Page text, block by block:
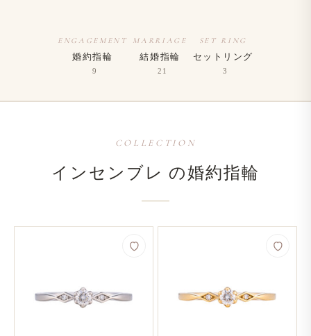
ENGAGEMENT
婚約指輪
9
MARRIAGE
結婚指輪
21
SET RING
セットリング
3
COLLECTION
インセンブレ の​婚約指輪